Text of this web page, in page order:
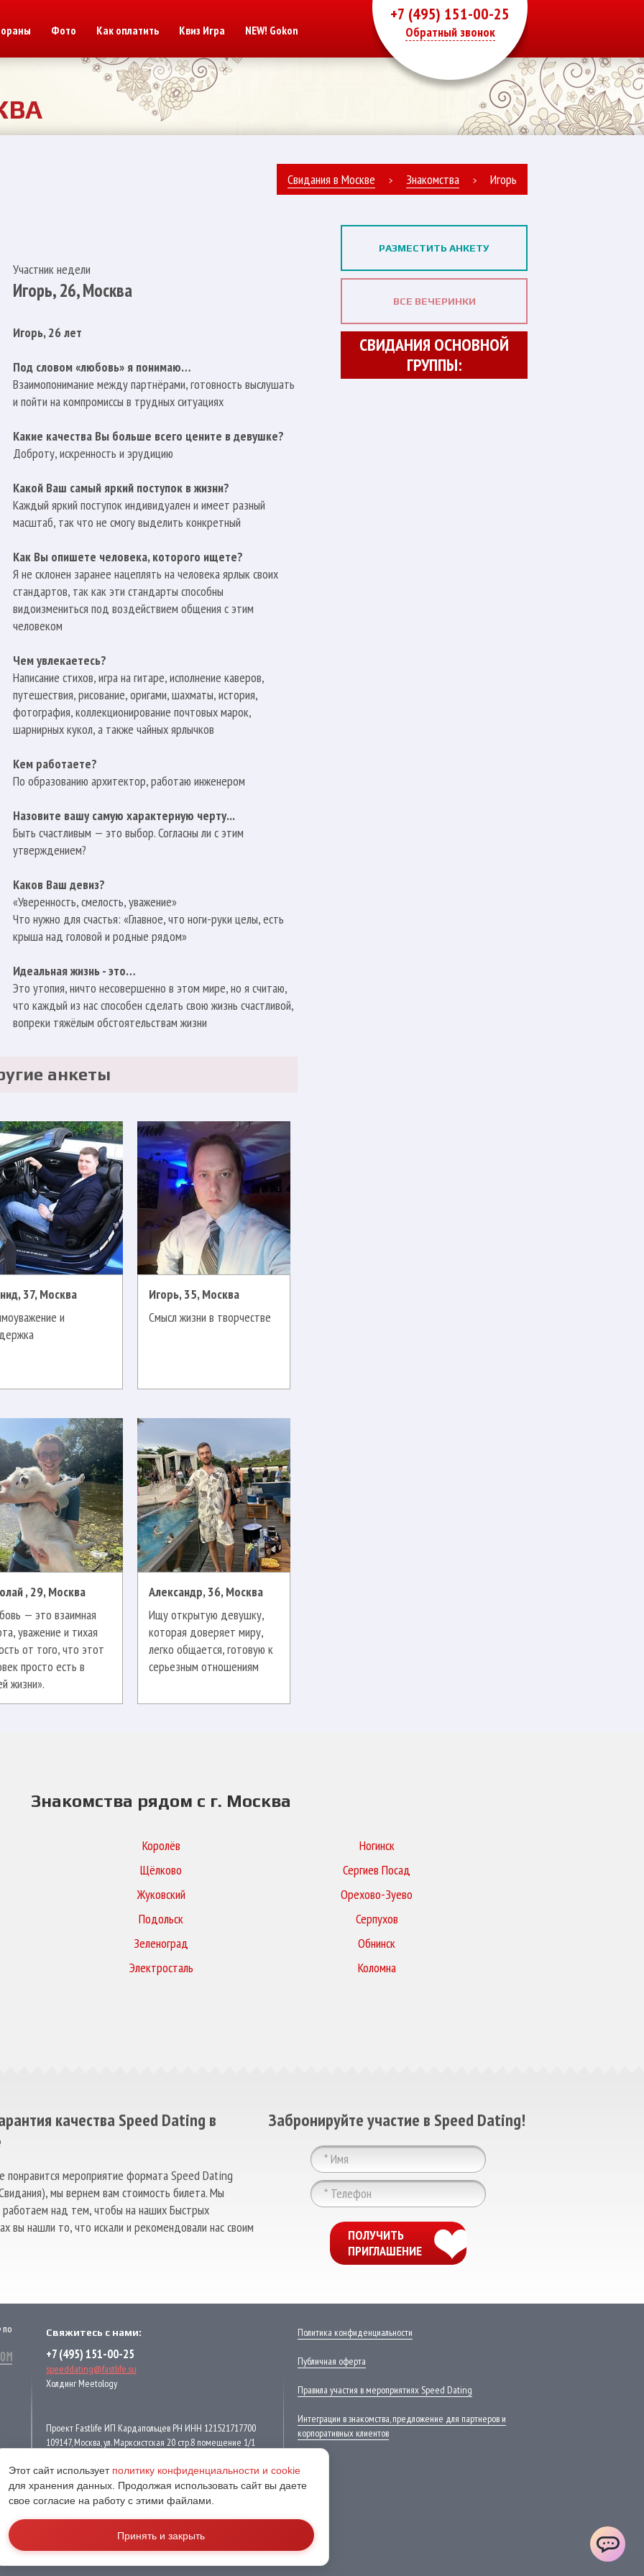
+7 (495) 151-00-25
Обратный звонок
Фото Как оплатить Квиз Игра NEW! Gokon
Свидания в Москве > Знакомства > Игорь
Участник недели
Игорь, 26, Москва
Игорь, 26 лет
Под словом «любовь» я понимаю…
Взаимопонимание между партнёрами, готовность выслушать
и пойти на компромиссы в трудных ситуациях
Какие качества Вы больше всего цените в девушке?
Доброту, искренность и эрудицию
Какой Ваш самый яркий поступок в жизни?
Каждый яркий поступок индивидуален и имеет разный
масштаб, так что не смогу выделить конкретный
Как Вы опишете человека, которого ищете?
Я не склонен заранее нацеплять на человека ярлык своих
стандартов, так как эти стандарты способны
видоизмениться под воздействием общения с этим
человеком
Чем увлекаетесь?
Написание стихов, игра на гитаре, исполнение каверов,
путешествия, рисование, оригами, шахматы, история,
фотография, коллекционирование почтовых марок,
шарнирных кукол, а также чайных ярлычков
Кем работаете?
По образованию архитектор, работаю инженером
Назовите вашу самую характерную черту...
Быть счастливым — это выбор. Согласны ли с этим
утверждением?
Каков Ваш девиз?
«Уверенность, смелость, уважение»
Что нужно для счастья: «Главное, что ноги-руки целы, есть
крыша над головой и родные рядом»
Идеальная жизнь - это…
Это утопия, ничто несовершенно в этом мире, но я считаю,
что каждый из нас способен сделать свою жизнь счастливой,
вопреки тяжёлым обстоятельствам жизни
анкеты
37, Москва
и
Игорь, 35, Москва
Смысл жизни в творчестве
, 29, Москва
— это взаимная
уважение и тихая
от того, что этот
просто есть в
жизни».
Александр, 36, Москва
Ищу открытую девушку,
которая доверяет миру,
легко общается, готовую к
серьезным отношениям
РАЗМЕСТИТЬ АНКЕТУ
ВСЕ ВЕЧЕРИНКИ
СВИДАНИЯ ОСНОВНОЙ
ГРУППЫ:
Знакомства рядом с г. Москва
Королёв
Щёлково
Жуковский
Подольск
Зеленоград
Электросталь
Ногинск
Сергиев Посад
Орехово-Зуево
Серпухов
Обнинск
Коломна
качества Speed Dating в
понравится мероприятие формата Speed Dating
мы вернем вам стоимость билета. Мы
работаем над тем, чтобы на наших Быстрых
вы нашли то, что искали и рекомендовали нас своим
Забронируйте участие в Speed Dating!
ПОЛУЧИТЬ
ПРИГЛАШЕНИЕ
ПО Свяжитесь с нами:
+7 (495) 151-00-25
speeddating@fastlife.su
Холдинг Meetology
Проект Fastlife ИП Кардапольцев РН ИНН 121521717700
109147, Москва, ул. Марксистская 20 стр.8 помещение 1/1
ПОДПИСКА НА НОВОСТНУЮ РАССЫЛКУ
Узнавайте первыми о специальных акциях и расписании.
Для женщин
Политика конфиденциальности
Публичная оферта
Правила участия в мероприятиях Speed Dating
Интеграции в знакомства, предложение для партнеров и
корпоративных клиентов
Этот сайт использует политику конфиденциальности и cookie
для хранения данных. Продолжая использовать сайт вы даете
свое согласие на работу с этими файлами.
Принять и закрыть
ChatApp
Мессенджеры
Свяжитесь с нами через любой удобный
WhatsApp